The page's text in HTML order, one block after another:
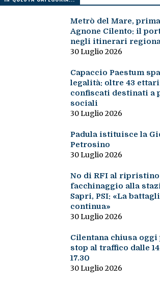
Metrò del Mare,
Agnone Cilento: il
negli itinerari
30 Luglio 2026
Capaccio Paestum
legalità: oltre 43
confiscati destinati a
sociali
30 Luglio 2026
Padula istituisce la
Petrosino
30 Luglio 2026
No di RFI al
facchinaggio alla
Sapri, PSI: «La
continua»
30 Luglio 2026
Cilentana chiusa
stop al traffico dalle
17.30
30 Luglio 2026